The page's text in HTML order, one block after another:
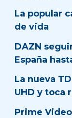
La popular
de vida
DAZN
España
La nueva
UHD y toca
Prime Video